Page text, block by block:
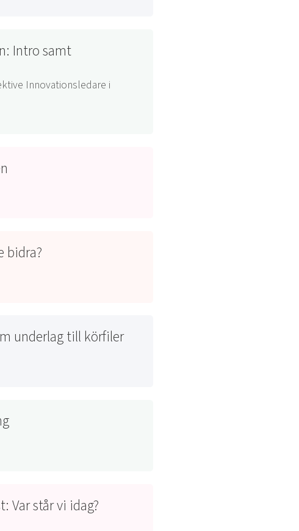
Intro samt
Innovationsledare i
bidra?
underlag till körfiler
Var står vi idag?